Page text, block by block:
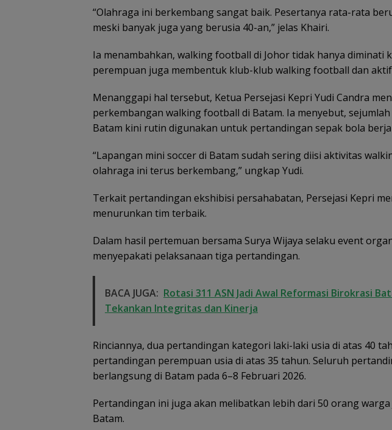
“Olahraga ini berkembang sangat baik. Pesertanya rata-rata
meski banyak juga yang berusia 40-an,” jelas Khairi.
Ia menambahkan, walking football di Johor tidak hanya diminati
perempuan juga membentuk klub-klub walking football dan
Menanggapi hal tersebut, Ketua Persejasi Kepri Yudi Candra
perkembangan walking football di Batam. Ia menyebut,
Batam kini rutin digunakan untuk pertandingan sepak bola
“Lapangan mini soccer di Batam sudah sering diisi aktivitas
olahraga ini terus berkembang,” ungkap Yudi.
Terkait pertandingan ekshibisi persahabatan, Persejasi Kepri
menurunkan tim terbaik.
Dalam hasil pertemuan bersama Surya Wijaya selaku event
menyepakati pelaksanaan tiga pertandingan.
BACA JUGA: Rotasi 311 ASN Jadi Awal Reformasi Birokrasi
Tekankan Integritas dan Kinerja
Rinciannya, dua pertandingan kategori laki-laki usia di atas 40
pertandingan perempuan usia di atas 35 tahun. Seluruh
berlangsung di Batam pada 6–8 Februari 2026.
Pertandingan ini juga akan melibatkan lebih dari 50 orang
Batam.